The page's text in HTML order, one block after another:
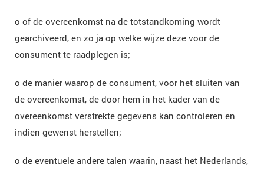
o of de overeenkomst na de totstandkoming wordt
gearchiveerd, en zo ja op welke wijze deze voor de
consument te raadplegen is;
o de manier waarop de consument, voor het sluiten van
de overeenkomst, de door hem in het kader van de
overeenkomst verstrekte gegevens kan controleren en
indien gewenst herstellen;
o de eventuele andere talen waarin, naast het Nederlands,